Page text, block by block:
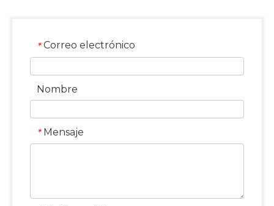
* Correo electrónico
Nombre
* Mensaje